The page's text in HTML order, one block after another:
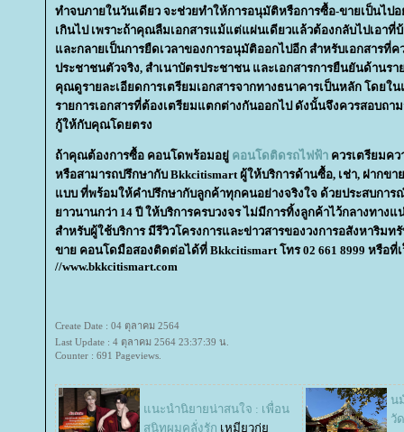
ทำจบภายในวันเดียว จะช่วยทำให้การอนุมัติหรือการซื้อ-ขายเป็นไปอ
เกินไป เพราะถ้าคุณลืมเอกสารแม้แต่แผ่นเดียวแล้วต้องกลับไปเอาที่
ละกลายเป็นการยืดเวลาของการอนุมัติออกไปอีก สำหรับเอกสารที่ค
ประชาชนตัวจริง, สำเนาบัตรประชาชน และเอกสารการยืนยันด้านร
คุณดูรายละเอียดการเตรียมเอกสารจากทางธนาคารเป็นหลัก โดย
รายการเอกสารที่ต้องเตรียมแตกต่างกันออกไป ดังนั้นจึงควรสอบถา
กู้ให้กับคุณโดยตรง
ถ้าคุณต้องการซื้อ คอนโดพร้อมอยู่ คอนโดติดรถไฟฟ้า ควรเตรียมค
หรือสามารถปรึกษากับ Bkkcitismart ผู้ให้บริการด้านซื้อ, เช่า, ฝากขา
บบ ที่พร้อมให้คำปรึกษากับลูกค้าทุกคนอย่างจริงใจ ด้วยประสบการ
าวนานกว่า 14 ปี ให้บริการครบวงจร ไม่มีการทิ้งลูกค้าไว้กลางทาง
สำหรับผู้ใช้บริการ มีรีวิวโครงการและข่าวสารของวงการอสังหาริม
ขาย คอนโดมือสองติดต่อได้ที่ Bkkcitismart โทร 02 661 8999 หรือที่
//www.bkkcitismart.com
Create Date : 04 ตุลาคม 2564
Last Update : 4 ตุลาคม 2564 23:37:39 น.
Counter : 691 Pageviews.
นะนำนิยายน่าสนใจ : เพื่อน
สนิทผมคลั่งรัก เหมียวกุ่
น
วั